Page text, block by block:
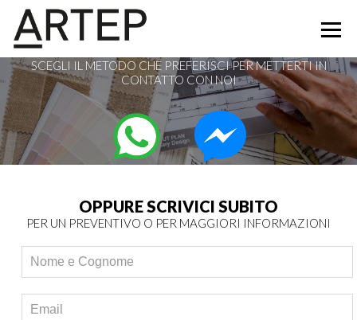
NON VEDIAMO L'ORA DI SCOPRIRE IL TUO
SCEGLI IL METODO CHE PREFERISCI PER METTERTI IN
CONTATTO CON NOI
OPPURE SCRIVICI SUBITO
PER UN PREVENTIVO O PER MAGGIORI INFORMAZIONI